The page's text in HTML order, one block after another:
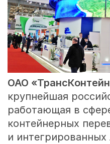
ОАО «
крупнейшая
работающая в
контейнерных
и интегрированных